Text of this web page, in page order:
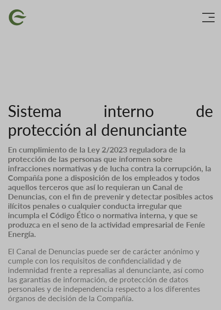
Imaxe
Sistema interno de
protección al denunciante
En cumplimiento de la Ley 2/2023 reguladora de la
protección de las personas que informen sobre
infracciones normativas y de lucha contra la corrupción, la
Compañía pone a disposición de los empleados y todos
aquellos terceros que así lo requieran un Canal de
Denuncias, con el fin de prevenir y detectar posibles actos
ilícitos penales o cualquier conducta irregular que
incumpla el Código Ético o normativa interna, y que se
produzca en el seno de la actividad empresarial de Feníe
Energía.
El Canal de Denuncias puede ser de carácter anónimo y
cumple con los requisitos de confidencialidad y de
indemnidad frente a represalias al denunciante, así como
las garantías de información, de protección de datos
personales y de independencia respecto a los diferentes
órganos de decisión de la Compañía.